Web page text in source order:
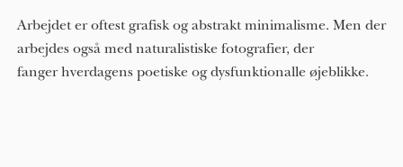
Arbejdet er oftest grafisk og abstrakt minimalisme. Men der
arbejdes også med naturalistiske fotografier, der
fanger hverdagens poetiske og dysfunktionalle øjeblikke.